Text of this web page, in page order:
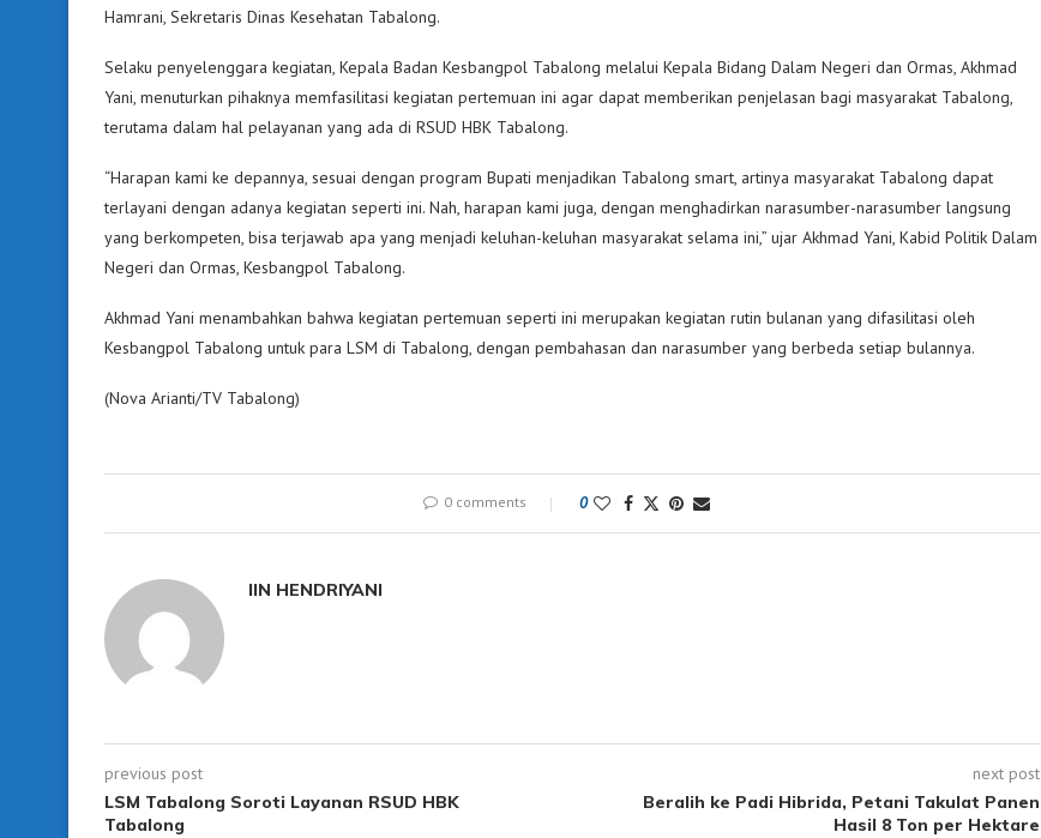
Hamrani, Sekretaris Dinas Kesehatan Tabalong.
Selaku penyelenggara kegiatan, Kepala Badan Kesbangpol Tabalong melalui Kepala Bidang Dalam Negeri dan Ormas, Akhmad
Yani, menuturkan pihaknya memfasilitasi kegiatan pertemuan ini agar dapat memberikan penjelasan bagi masyarakat Tabalong,
terutama dalam hal pelayanan yang ada di RSUD HBK Tabalong.
“Harapan kami ke depannya, sesuai dengan program Bupati menjadikan Tabalong smart, artinya masyarakat Tabalong dapat
terlayani dengan adanya kegiatan seperti ini. Nah, harapan kami juga, dengan menghadirkan narasumber-narasumber langsung
yang berkompeten, bisa terjawab apa yang menjadi keluhan-keluhan masyarakat selama ini,” ujar Akhmad Yani, Kabid Politik Dalam
Negeri dan Ormas, Kesbangpol Tabalong.
Akhmad Yani menambahkan bahwa kegiatan pertemuan seperti ini merupakan kegiatan rutin bulanan yang difasilitasi oleh
Kesbangpol Tabalong untuk para LSM di Tabalong, dengan pembahasan dan narasumber yang berbeda setiap bulannya.
(Nova Arianti/TV Tabalong)
0 comments 0
IIN HENDRIYANI
previous post
LSM Tabalong Soroti Layanan RSUD HBK
Tabalong
next post
Beralih ke Padi Hibrida, Petani Takulat Panen
Hasil 8 Ton per Hektare